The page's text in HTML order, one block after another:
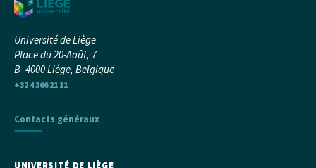
Université de Liège
Place du 20-Août, 7
B- 4000 Liège, Belgique
+32 4 366 21 11
Contacts généraux